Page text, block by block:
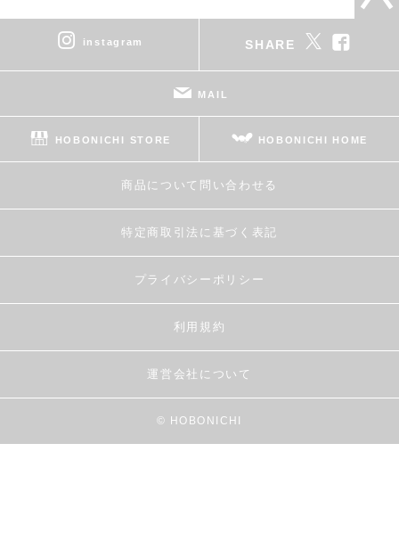
instagram SHARE
MAIL
HOBONICHI STORE HOBONICHI HOME
商品について問い合わせる
特定商取引法に基づく表記
プライバシーポリシー
利用規約
運営会社について
© HOBONICHI